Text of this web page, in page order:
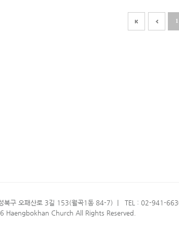
1
북구 오패산로 3길 153(월곡1동 84-7) TEL : 02-941-
Haengbokhan Church All Rights Reserved.